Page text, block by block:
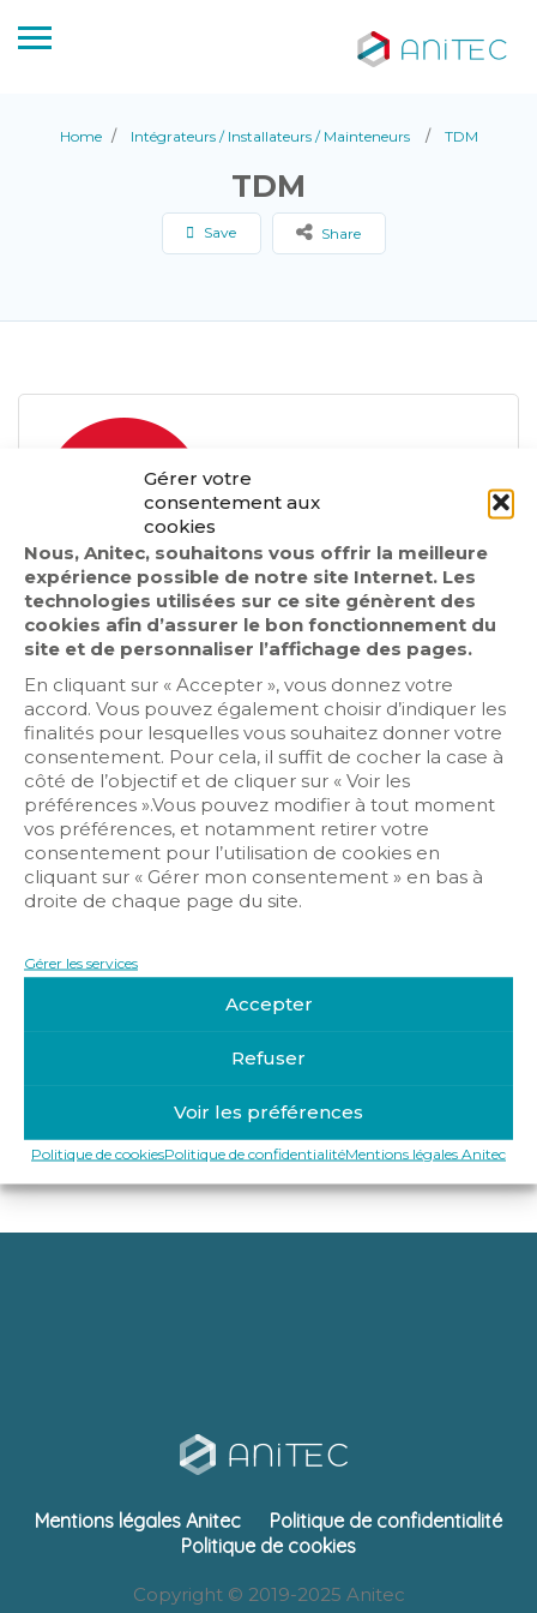
Gérer votre
consentement aux
cookies
Nous, Anitec, souhaitons vous offrir la meilleure
expérience possible de notre site Internet. Les
technologies utilisées sur ce site génèrent des
cookies afin d’assurer le bon fonctionnement du
site et de personnaliser l’affichage des pages.
En cliquant sur « Accepter », vous donnez votre
accord. Vous pouvez également choisir d’indiquer les
finalités pour lesquelles vous souhaitez donner votre
consentement. Pour cela, il suffit de cocher la case à
côté de l’objectif et de cliquer sur « Voir les
préférences ».Vous pouvez modifier à tout moment
vos préférences, et notamment retirer votre
consentement pour l’utilisation de cookies en
cliquant sur « Gérer mon consentement » en bas à
droite de chaque page du site.
Gérer les services
Accepter
Refuser
Voir les préférences
Politique de cookiesPolitique de confidentialitéMentions légales Anitec
Home Intégrateurs / Installateurs / Mainteneurs TDM
TDM
Save Share
Antenne
Contrôle d’accès
Détection intrusion
Vidéosurveillance
http://www.tdm-antenne-alarme.com/
Mentions légales Anitec
Politique de confidentialité
Politique de cookies
Copyright © 2019-2025 Anitec